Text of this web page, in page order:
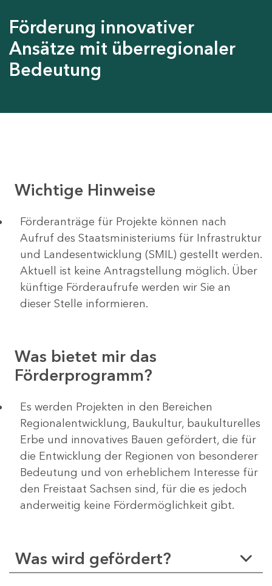
Förderung innovativer
Ansätze mit überregionaler
Bedeutung
Wichtige Hinweise
Förderanträge für Projekte können nach
Aufruf des Staatsministeriums für Infrastruktur
und Landesentwicklung (SMIL) gestellt werden.
Aktuell ist keine Antragstellung möglich. Über
künftige Förderaufrufe werden wir Sie an
dieser Stelle informieren.
Was bietet mir das
Förderprogramm?
Es werden Projekten in den Bereichen
Regionalentwicklung, Baukultur, baukulturelles
Erbe und innovatives Bauen gefördert, die für
die Entwicklung der Regionen von besonderer
Bedeutung und von erheblichem Interesse für
den Freistaat Sachsen sind, für die es jedoch
anderweitig keine Fördermöglichkeit gibt.
Was wird gefördert?